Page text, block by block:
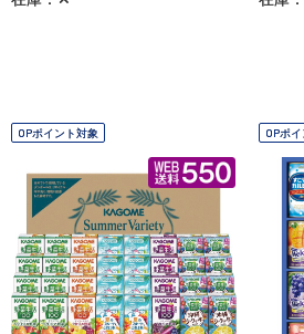
OPポイント対象 OPポ